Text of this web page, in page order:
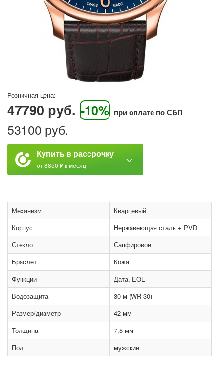
Розничная цена:
47790 руб. -10% при оплате по СБП
53100 руб.
Купить в рассрочку
от 8850 ₽ в месяц
Механизм
Кварцевый
Корпус
Нержавеющая сталь + PVD
Стекло
Сапфировое
Браслет
Кожа
Функции
Дата, EOL
Водозащита
30 м (WR 30)
Размер/диаметр
42 мм
Толщина
7,5 мм
Пол
мужские